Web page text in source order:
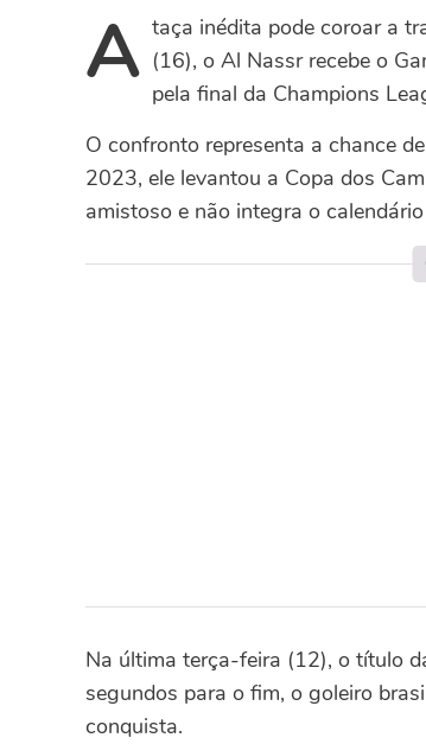
Ataça inédita pode coroar a
(16), o Al Nassr recebe o
pela final da Champions
O confronto representa a chance
2023, ele levantou a Copa dos
amistoso e não integra o
Na última terça-feira (12), o título
segundos para o fim, o goleiro
conquista.